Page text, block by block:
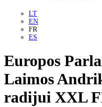
LT
EN
FR
ES
Europos
Laimos
radijui XXL